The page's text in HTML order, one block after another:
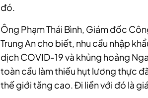
đó.
Ông Phạm Thái Bình, Giám đốc
Trung An cho biết, nhu cầu nhập
dịch COVID-19 và khủng hoảng
toàn cầu làm thiếu hụt lương thực
thế giới tăng cao. Đi liền với đó là